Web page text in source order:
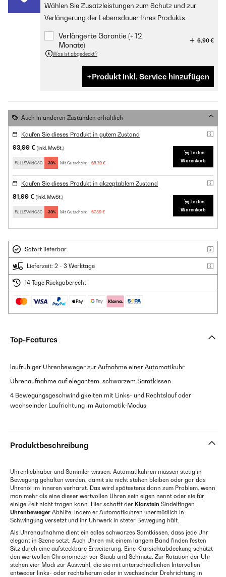
Wählen Sie Zusatzleistungen zum Schutz und zur
Verlängerung der Lebensdauer Ihres Produkts.
Verlängerte Garantie (+ 12
Monate)
6,90 €
Was ist abgedeckt?
Produkt inkl. Service hinzufügen
Auch in anderen Zuständen erhältlich
Kaufen Sie dieses Produkt in gutem Zustand
93,99 € (inkl. MwSt.)
FULLSWING30 -30% Mit Gutschein: 65,79 €
In den
Warenkorb
Kaufen Sie dieses Produkt in akzeptablem Zustand
81,99 € (inkl. MwSt.)
FULLSWING30 -30% Mit Gutschein: 57,39 €
In den
Warenkorb
Sofort lieferbar
Lieferzeit: 2 - 3 Werktage
14 Tage Rückgaberecht
Top-Features
laufruhiger Uhrenbeweger zur Aufnahme einer Automatikuhr
Uhrenaufnahme auf elegantem, schwarzem Samtkissen
4 Bewegungsgeschwindigkeiten mit Links- und Rechtslauf oder
wechselnder Laufrichtung im Automatik-Modus
Produktbeschreibung
Uhrenliebhaber und Sammler wissen: Automatikuhren müssen stetig in
Bewegung gehalten werden, damit sie nicht stehen bleiben oder gar das
Uhrenöl im Inneren verharzt. Das wird spätestens dann zum Problem, wenn
man mehr als eine dieser wertvollen Uhren sein eigen nennt oder sie für
einige Zeit nicht tragen kann. Hier schafft der Klarstein Sindelfingen
Uhrenbeweger Abhilfe, indem er Automatikuhren unermüdlich in
Schwingung versetzt und ihr Uhrwerk in steter Bewegung hält.
Als Uhrenaufnahme dient ein edles schwarzes Samtkissen, dass jede Uhr
elegant in Szene setzt. Auch Uhren mit einem langem Band finden festen
Sitz durch eine aufsteckbare Erweiterung. Eine Klarsichtabdeckung schützt
den wertvollen Chronometer vor Staub und Schmutz. Zur Rotation der Uhr
stehen vier Modi zur Auswahl, die sie mit unterschiedlichen Intervallen
entweder links- oder rechtsherum oder in wechselnder Drehrichtung in